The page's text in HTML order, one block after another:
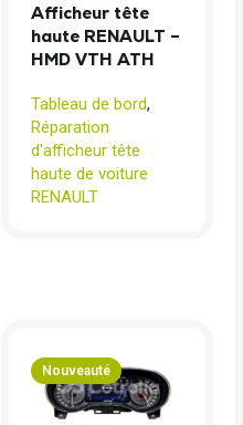
Afficheur tête
haute RENAULT –
HMD VTH ATH
Tableau de bord,
Réparation
d'afficheur tête
haute de voiture
RENAULT
Nouveauté